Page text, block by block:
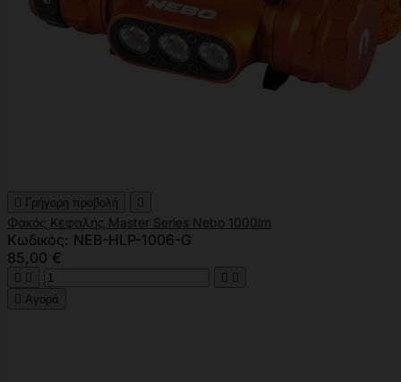
 Γρήγορη προβολή 
Φακός Κεφαλής Master Series Nebo 1000lm
Κωδικός: NEB-HLP-1006-G
85,00 €
   
 Αγορά